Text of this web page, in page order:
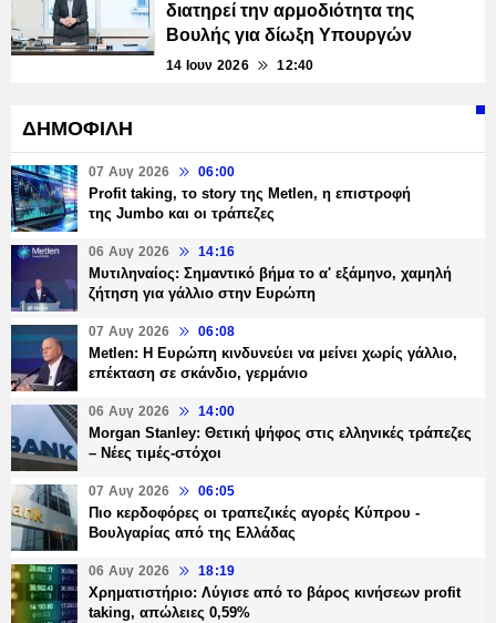
διατηρεί την αρμοδιότητα της
Βουλής για δίωξη Υπουργών
14 Ιουν 2026 12:40
ΔΗΜΟΦΙΛΗ
07 Αυγ 2026 06:00
Profit taking, το story της Metlen, η επιστροφή
της Jumbo και οι τράπεζες
06 Αυγ 2026 14:16
Μυτιληναίος: Σημαντικό βήμα το α' εξάμηνο, χαμηλή
ζήτηση για γάλλιο στην Ευρώπη
07 Αυγ 2026 06:08
Metlen: Η Ευρώπη κινδυνεύει να μείνει χωρίς γάλλιο,
επέκταση σε σκάνδιο, γερμάνιο
06 Αυγ 2026 14:00
Morgan Stanley: Θετική ψήφος στις ελληνικές τράπεζες
– Νέες τιμές-στόχοι
07 Αυγ 2026 06:05
Πιο κερδοφόρες οι τραπεζικές αγορές Κύπρου -
Βουλγαρίας από της Ελλάδας
06 Αυγ 2026 18:19
Χρηματιστήριο: Λύγισε από το βάρος κινήσεων profit
taking, απώλειες 0,59%